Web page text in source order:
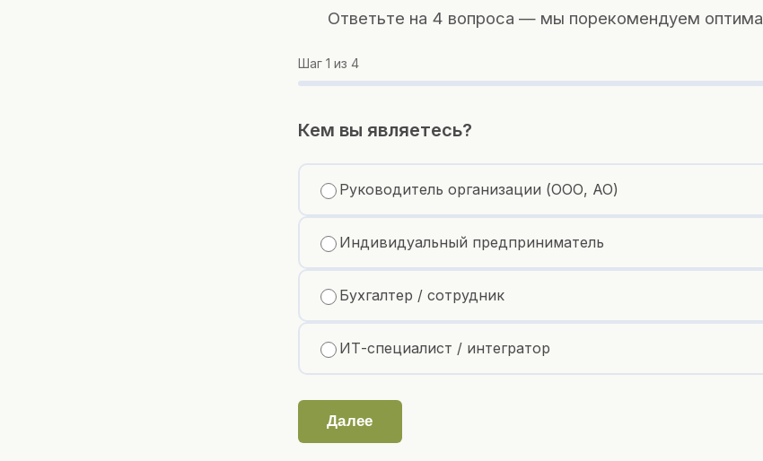
Ответьте на 4 вопроса — мы порекомендуем
Шаг 1 из 4
Кем вы являетесь?
Руководитель организации (ООО, АО)
Индивидуальный предприниматель
Бухгалтер / сотрудник
ИТ-специалист / интегратор
Далее